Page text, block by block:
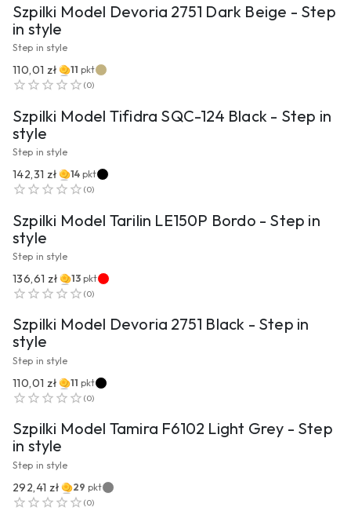
Szpilki Model Devoria 2751 Dark Beige - Step
in style
Step in style
110,01 zł 11 pkt
(0)
PRZEJDŹ DO PRODUKTU
Szpilki Model Tifidra SQC-124 Black - Step in
style
Step in style
142,31 zł 14 pkt
(0)
PRZEJDŹ DO PRODUKTU
Szpilki Model Tarilin LE150P Bordo - Step in
style
Step in style
136,61 zł 13 pkt
(0)
PRZEJDŹ DO PRODUKTU
Szpilki Model Devoria 2751 Black - Step in
style
Step in style
110,01 zł 11 pkt
(0)
PRZEJDŹ DO PRODUKTU
Szpilki Model Tamira F6102 Light Grey - Step
in style
Step in style
292,41 zł 29 pkt
(0)
PRZEJDŹ DO PRODUKTU